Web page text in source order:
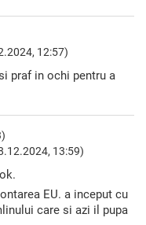
12:57)
praf in ochi pentru a
13:59)
EU. a inceput cu
care si azi il pupa